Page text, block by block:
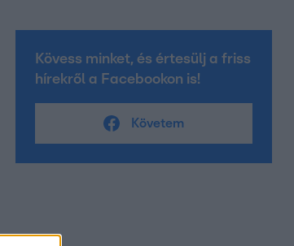
Kövess minket, és értesülj a friss
hírekről a Facebookon is!
Követem